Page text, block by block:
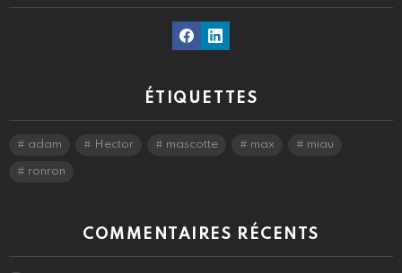
FacebookLinkedin
ÉTIQUETTES
adam Hector mascotte max miau
ronron
COMMENTAIRES RÉCENTS